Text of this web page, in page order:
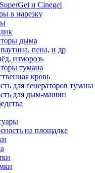
и Cinegel
в нарезку
дыма
пена, и др
изморозь
тумана
кровь
для генераторов тумана
для дым-машин
на площадке